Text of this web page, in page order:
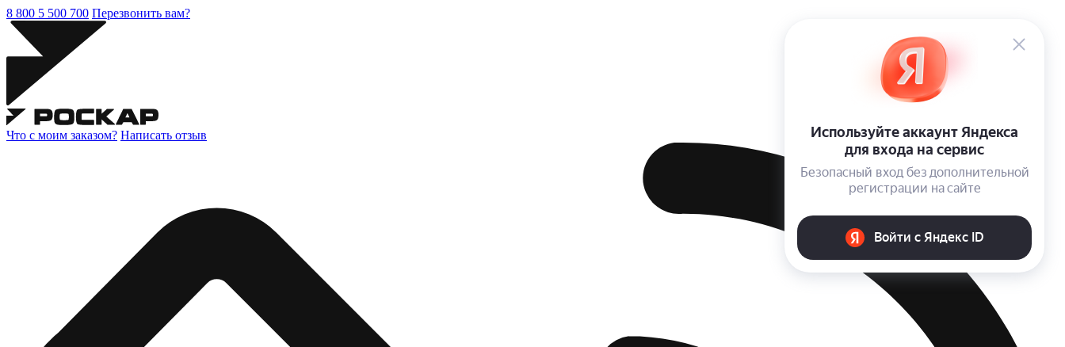
8 800 5 500 700 Перезвонить вам?
Что с моим заказом? Написать отзыв